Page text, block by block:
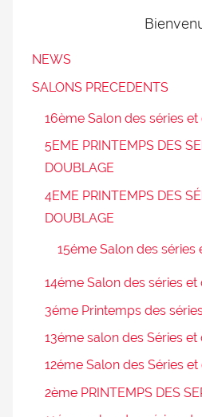
NEWS
SALONS PRECEDENTS
16ème Salon des séries
5EME PRINTEMPS DES
DOUBLAGE
4EME PRINTEMPS DES
DOUBLAGE
15éme Salon des
14éme Salon des séries
3éme Printemps des
13éme salon des Séries
12éme Salon des Séries
2ème PRINTEMPS DES